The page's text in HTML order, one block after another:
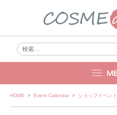
Skip
HOME > Event Calendar > ショップイベント